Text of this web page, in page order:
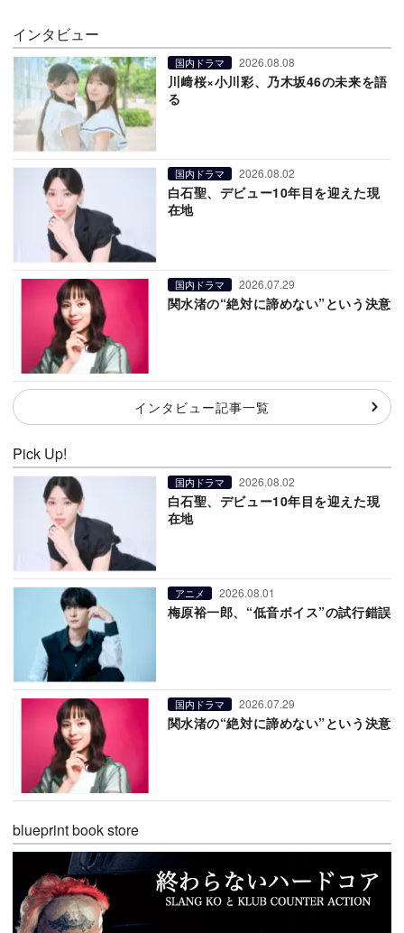
インタビュー
国内ドラマ 2026.08.08
川﨑桜×小川彩、乃木坂46の未来を語
る
国内ドラマ 2026.08.02
白石聖、デビュー10年目を迎えた現
在地
国内ドラマ 2026.07.29
関水渚の“絶対に諦めない”という決意
インタビュー記事一覧
Pick Up!
国内ドラマ 2026.08.02
白石聖、デビュー10年目を迎えた現
在地
アニメ 2026.08.01
梅原裕一郎、“低音ボイス”の試行錯誤
国内ドラマ 2026.07.29
関水渚の“絶対に諦めない”という決意
blueprint book store